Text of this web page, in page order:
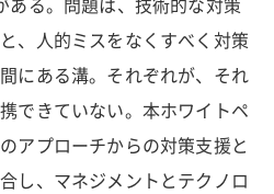
、人的ミスをなくすべく対策
にある溝。それぞれが、それ
できていない。本ホワイトペ
アプローチからの対策支援と
し、マネジメントとテクノロ